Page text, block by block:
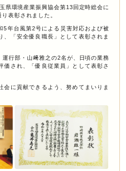
県環境産業振興協会第13回定時総会に
表彰されました。
5年台風第2号による災害対応および被
、「安全優良職長」として表彰されま
運行部・山﨑雅之の2名が、日頃の業務
価され、「優良従業員」として表彰さ
会に貢献できるよう、努めてまいりま